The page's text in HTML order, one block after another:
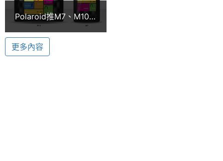
Polaroid M7 搭載 200 萬畫素前置相機，供用戶視
訊、自拍所需。雖然不及 Apple iPad mini提供的休閒
功能來得齊全，不過 Polaroid M7 支援 Wi-Fi 無線網
顯示螢幕
主螢幕
尺寸
Polaroid推M7、M10
平板 點名挑戰iPad
mini【CES 2013】
更多內容